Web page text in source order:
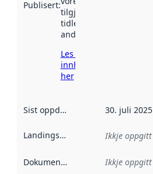
Publisert:
tilgjengeleg
tidlegare
andre stader.
Les meir om
innhenting
her
Sist oppdatert 30. juli 2025
Landingsside Ikkje oppgitt
Dokumentasjon Ikkje oppgitt